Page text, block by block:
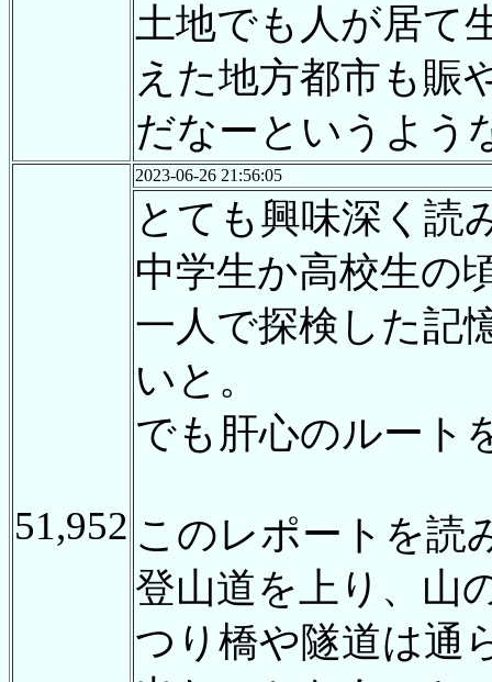
土地でも人が居て
えた地方都市も賑
だなーというよう
51,952
2023-06-26 21:56:05
とても興味深く読
中学生か高校生の
一人で探検した記
いと。
でも肝心のルート
このレポートを読
登山道を上り、山
つり橋や隧道は通